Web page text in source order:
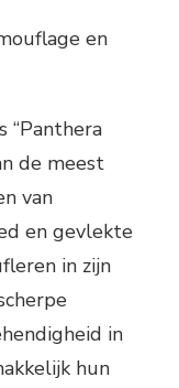
en
“Panthera
de meest
van
en gevlekte
in zijn
in
hun